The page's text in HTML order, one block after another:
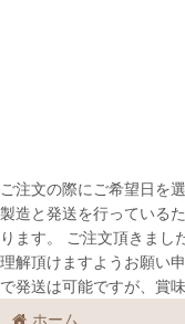
ご注文の際にご希望日を
製造と発送を行っている
ります。 ご注文頂きまし
理解頂けますようお願い
で発送は可能ですが、賞
ホーム